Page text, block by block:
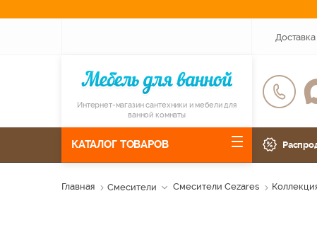
Доставка
Интернет-магазин сантехники и мебели для
ванной комнаты
КАТАЛОГ ТОВАРОВ
Главная Смесители Смесители Cezares